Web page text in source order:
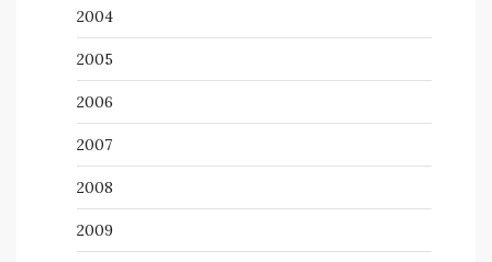
2004
2005
2006
2007
2008
2009